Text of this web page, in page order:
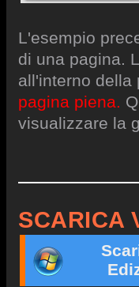
L'esempio
di una pagina.
all'interno
pagina piena.
visualizzare la
SCARICA